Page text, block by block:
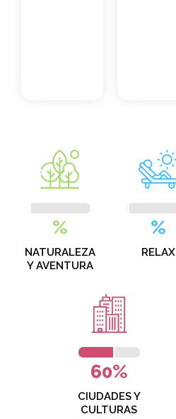
%
NATURALEZA
Y AVENTURA
%
RELAX
60%
CIUDADES Y
CULTURAS